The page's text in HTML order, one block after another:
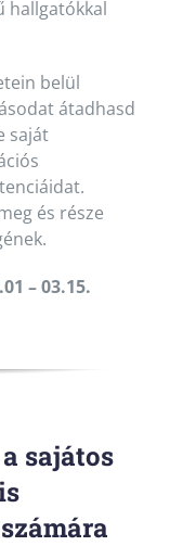
hallgatókkal
belül
átadhasd
saját
és része
– 03.15.
sajátos